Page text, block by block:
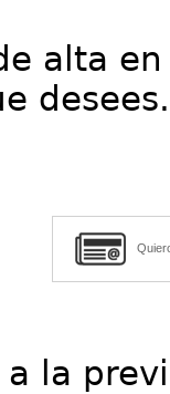
alta
desees.
a la